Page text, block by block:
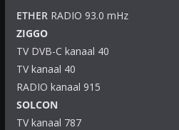
ETHERRADIO 93.0 mHz
ZIGGO
TV DVB-C kanaal 40
TV kanaal 40
RADIO kanaal 915
SOLCON
TV kanaal 787